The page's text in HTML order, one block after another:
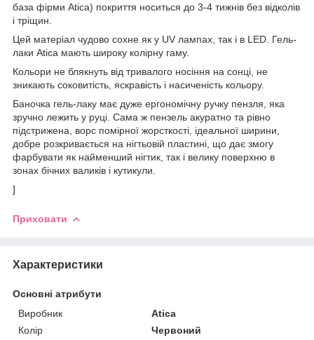
база фірми Atica) покриття носиться до 3-4 тижнів без відколів
і тріщин.
Цей матеріал чудово сохне як у UV лампах, так і в LED. Гель-
лаки Atica мають широку колірну гаму.
Кольори не блякнуть від тривалого носіння на сонці, не
зникають соковитість, яскравість і насиченість кольору.
Баночка гель-лаку має дуже ергономічну ручку пензля, яка
зручно лежить у руці. Сама ж пензель акуратно та рівно
підстрижена, ворс помірної жорсткості, ідеальної ширини,
добре розкривається на нігтьовій пластині, що дає змогу
фарбувати як найменший нігтик, так і велику поверхню в
зонах бічних валиків і кутикули.
]
Приховати
Характеристики
Основні атрибути
Виробник
Atica
Колір
Червоний